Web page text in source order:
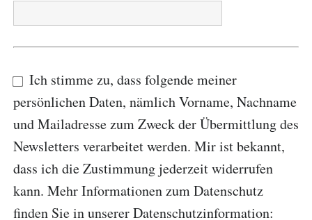
Ich stimme zu, dass folgende meiner
persönlichen Daten, nämlich Vorname, Nachname
und Mailadresse zum Zweck der Übermittlung des
Newsletters verarbeitet werden. Mir ist bekannt,
dass ich die Zustimmung jederzeit widerrufen
kann. Mehr Informationen zum Datenschutz
finden Sie in unserer Datenschutzinformation: